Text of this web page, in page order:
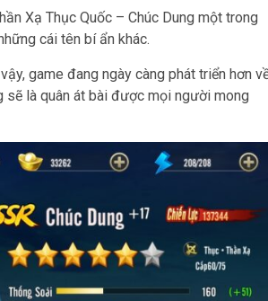
Xạ Thục Quốc – Chúc Dung một trong
cái tên bí ẩn khác.
game đang ngày càng phát triển hơn
sẽ là quân át bài được mọi người mong